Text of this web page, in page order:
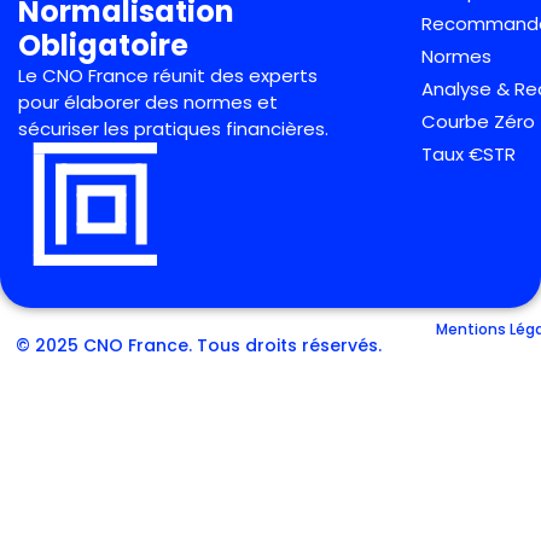
Normalisation
Obligatoire
Le CNO France réunit des experts
pour élaborer des normes et
sécuriser les pratiques financières.
Normes
Analyse &
Courbe Zéro
Taux €STR
© 2025 CNO France. Tous droits réservés.
Mentions